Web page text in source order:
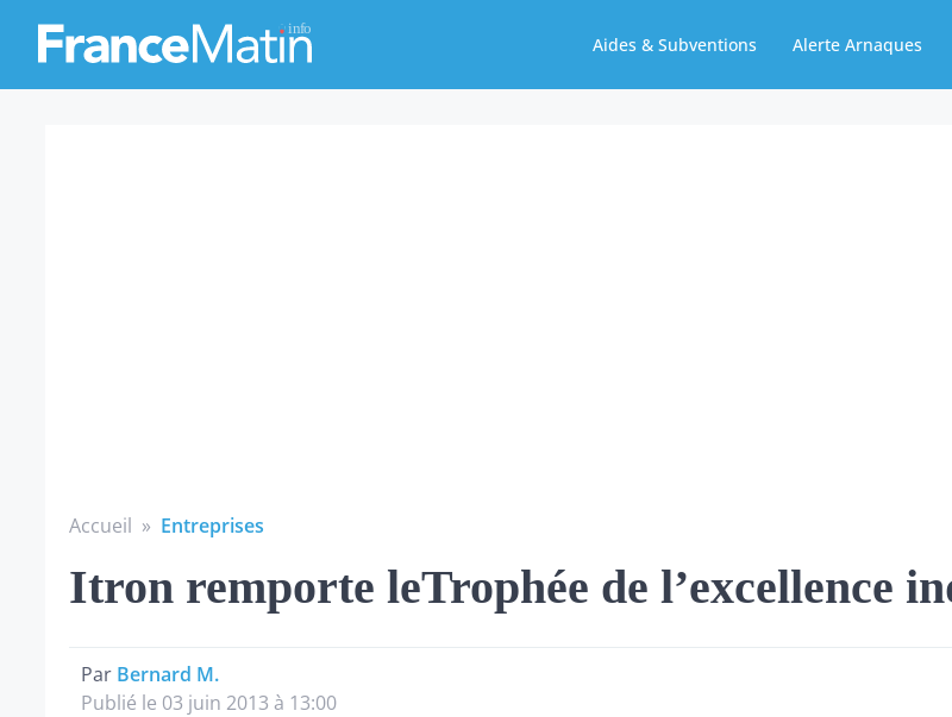
Aides & Subventions Alerte Arnaques
Accueil » Entreprises
Itron remporte leTrophée de l’excellence
Par Bernard M.
Publié le 03 juin 2013 à 13:00